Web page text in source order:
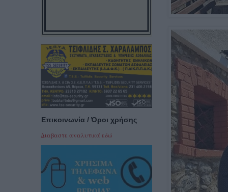
Επικοινωνία / Όροι χρήσης
Διαβαστε αναλυτικά εδώ